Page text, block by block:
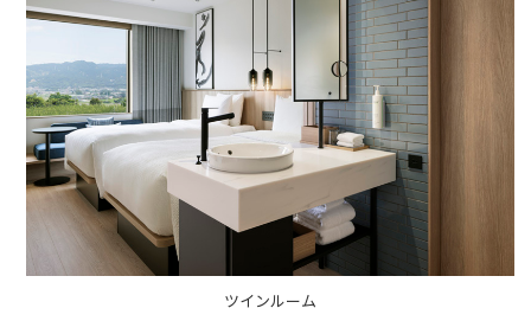
ツインルーム